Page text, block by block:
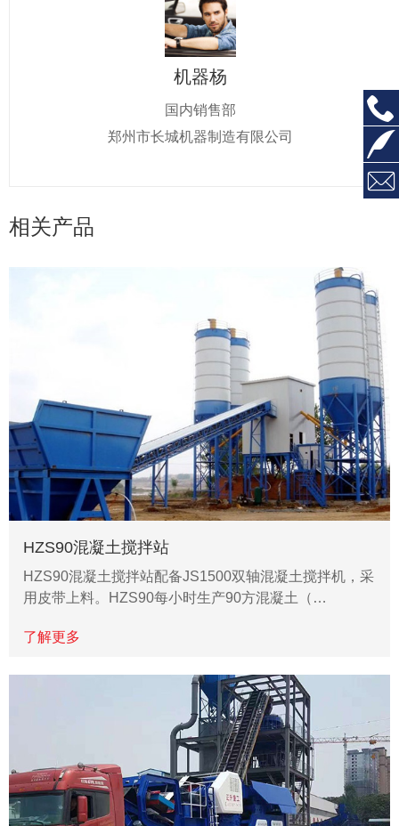
机器杨
国内销售部
郑州市长城机器制造有限公司
相关产品
HZS90混凝土搅拌站
HZS90混凝土搅拌站配备JS1500双轴混凝土搅拌机，采
用皮带上料。HZS90每小时生产90方混凝土（…
了解更多